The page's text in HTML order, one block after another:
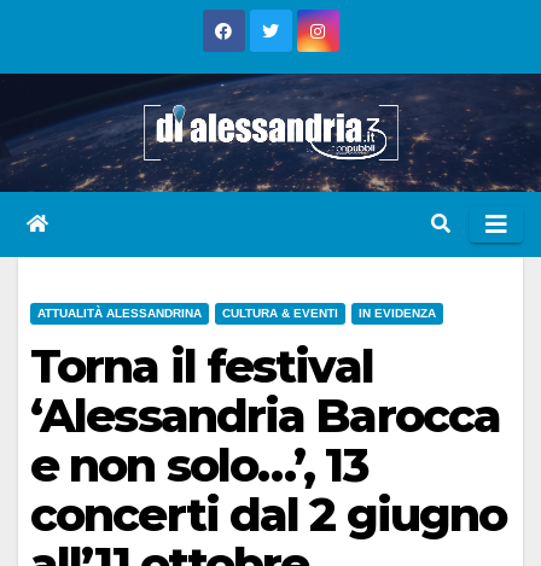
ATTUALITÀ ALESSANDRINA CULTURA & EVENTI IN EVIDENZA
Torna il festival
‘Alessandria Barocca
e non solo…’, 13
concerti dal 2 giugno